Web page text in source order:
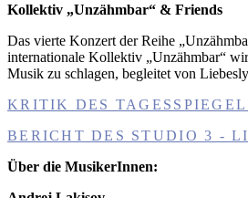
Kollektiv „Unzähmbar“ & Friends
Das vierte Konzert der Reihe
internationale Kollektiv „Unzähmbar“
Musik zu schlagen, begleitet von
KRITIK DES
BERICHT DES STUDIO 3 -
Über die MusikerInnen: